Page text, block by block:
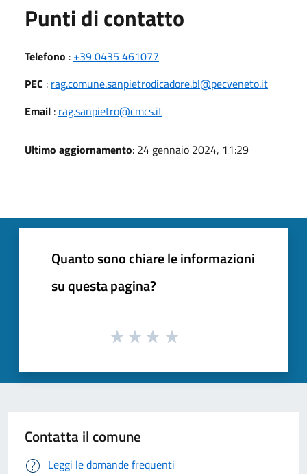
Punti di contatto
Telefono : +39 0435 461077
PEC : rag.comune.sanpietrodicadore.bl@pecveneto.it
Email : rag.sanpietro@cmcs.it
Ultimo aggiornamento: 24 gennaio 2024, 11:29
Quanto sono chiare le informazioni
su questa pagina?
Contatta il comune
Leggi le domande frequenti